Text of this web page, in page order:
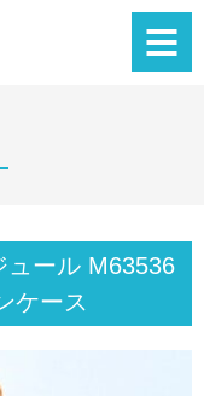
ュール M63536
ケース